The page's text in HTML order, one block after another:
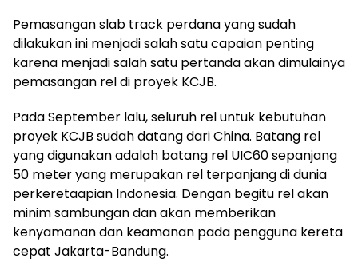
Pemasangan slab track perdana yang sudah
dilakukan ini menjadi salah satu capaian penting
karena menjadi salah satu pertanda akan dimulainya
pemasangan rel di proyek KCJB.
Pada September lalu, seluruh rel untuk kebutuhan
proyek KCJB sudah datang dari China. Batang rel
yang digunakan adalah batang rel UIC60 sepanjang
50 meter yang merupakan rel terpanjang di dunia
perkeretaapian Indonesia. Dengan begitu rel akan
minim sambungan dan akan memberikan
kenyamanan dan keamanan pada pengguna kereta
cepat Jakarta-Bandung.